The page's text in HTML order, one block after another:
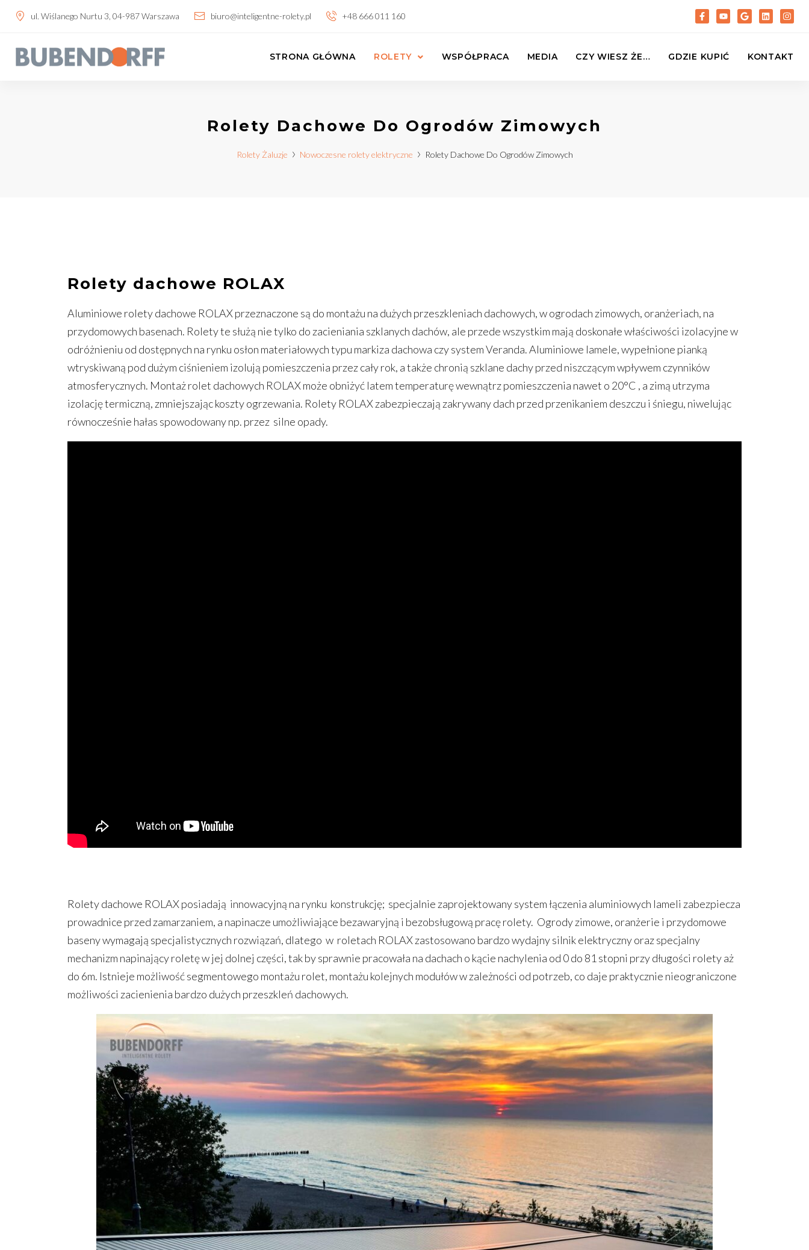
ul. Wiślanego Nurtu 3, 04-987 Warszawa biuro@inteligentne-rolety.pl +48 666 011 160
STRONA GŁÓWNA ROLETY WSPÓŁPRACA MEDIA CZY WIESZ ŻE… GDZIE KUPIĆ KONTAKT
Rolety Dachowe Do Ogrodów Zimowych
Rolety Żaluzje Nowoczesne rolety elektryczne Rolety Dachowe Do Ogrodów Zimowych
Rolety dachowe ROLAX
Aluminiowe rolety dachowe ROLAX przeznaczone są do montażu na dużych przeszkleniach dachowych, w ogrodach zimowych, oranżeriach, na
przydomowych basenach. Rolety te służą nie tylko do zacieniania szklanych dachów, ale przede wszystkim mają doskonałe właściwości izolacyjne w
odróżnieniu od dostępnych na rynku osłon materiałowych typu markiza dachowa czy system Veranda. Aluminiowe lamele, wypełnione pianką
wtryskiwaną pod dużym ciśnieniem izolują pomieszczenia przez cały rok, a także chronią szklane dachy przed niszczącym wpływem czynników
atmosferycznych. Montaż rolet dachowych ROLAX może obniżyć latem temperaturę wewnątrz pomieszczenia nawet o 20°C , a zimą utrzyma
izolację termiczną, zmniejszając koszty ogrzewania. Rolety ROLAX zabezpieczają zakrywany dach przed przenikaniem deszczu i śniegu, niwelując
równocześnie hałas spowodowany np. przez silne opady.
Rolety dachowe ROLAX posiadają innowacyjną na rynku konstrukcję; specjalnie zaprojektowany system łączenia aluminiowych lameli zabezpiecza
prowadnice przed zamarzaniem, a napinacze umożliwiające bezawaryjną i bezobsługową pracę rolety. Ogrody zimowe, oranżerie i przydomowe
baseny wymagają specjalistycznych rozwiązań, dlatego w roletach ROLAX zastosowano bardzo wydajny silnik elektryczny oraz specjalny
mechanizm napinający roletę w jej dolnej części, tak by sprawnie pracowała na dachach o kącie nachylenia od 0 do 81 stopni przy długości rolety aż
do 6m. Istnieje możliwość segmentowego montażu rolet, montażu kolejnych modułów w zależności od potrzeb, co daje praktycznie nieograniczone
możliwości zacienienia bardzo dużych przeszkleń dachowych.